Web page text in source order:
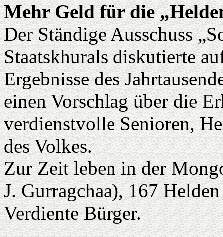
Mehr Geld für die
Der Ständige Ausschuss
Staatskhurals diskutierte
Ergebnisse des
einen Vorschlag über die
verdienstvolle Senioren,
des Volkes.
Zur Zeit leben in der
J. Gurragchaa), 167
Verdiente Bürger.